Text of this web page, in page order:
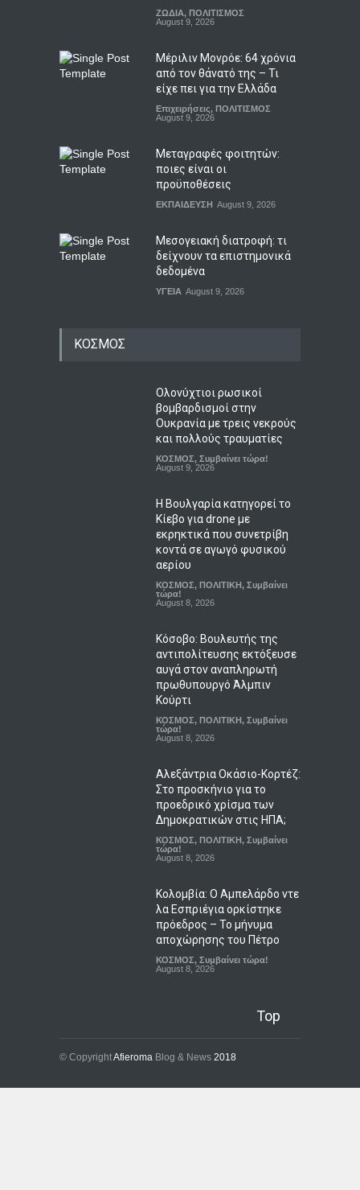
ΖΩΔΙΑ, ΠΟΛΙΤΙΣΜΟΣ
August 9, 2026
Μέριλιν Μονρόε: 64 χρόνια
από τον θάνατό της – Τι
είχε πει για την Ελλάδα
Επιχειρήσεις, ΠΟΛΙΤΙΣΜΟΣ
August 9, 2026
Μεταγραφές φοιτητών:
ποιες είναι οι
προϋποθέσεις
ΕΚΠΑΙΔΕΥΣΗ August 9, 2026
Μεσογειακή διατροφή: τι
δείχνουν τα επιστημονικά
δεδομένα
ΥΓΕΙΑ August 9, 2026
ΚΟΣΜΟΣ
Ολονύχτιοι ρωσικοί
βομβαρδισμοί στην
Ουκρανία με τρεις νεκρούς
και πολλούς τραυματίες
ΚΟΣΜΟΣ, Συμβαίνει τώρα!
August 9, 2026
Η Βουλγαρία κατηγορεί το
Κίεβο για drone με
εκρηκτικά που συνετρίβη
κοντά σε αγωγό φυσικού
αερίου
ΚΟΣΜΟΣ, ΠΟΛΙΤΙΚΗ, Συμβαίνει
τώρα!
August 8, 2026
Κόσοβο: Βουλευτής της
αντιπολίτευσης εκτόξευσε
αυγά στον αναπληρωτή
πρωθυπουργό Άλμπιν
Κούρτι
ΚΟΣΜΟΣ, ΠΟΛΙΤΙΚΗ, Συμβαίνει
τώρα!
August 8, 2026
Αλεξάντρια Οκάσιο-Κορτέζ:
Στο προσκήνιο για το
προεδρικό χρίσμα των
Δημοκρατικών στις ΗΠΑ;
ΚΟΣΜΟΣ, ΠΟΛΙΤΙΚΗ, Συμβαίνει
τώρα!
August 8, 2026
Κολομβία: Ο Αμπελάρδο ντε
λα Εσπριέγια ορκίστηκε
πρόεδρος – Το μήνυμα
αποχώρησης του Πέτρο
ΚΟΣΜΟΣ, Συμβαίνει τώρα!
August 8, 2026
Top
© CopyrightAfieroma Blog & News 2018